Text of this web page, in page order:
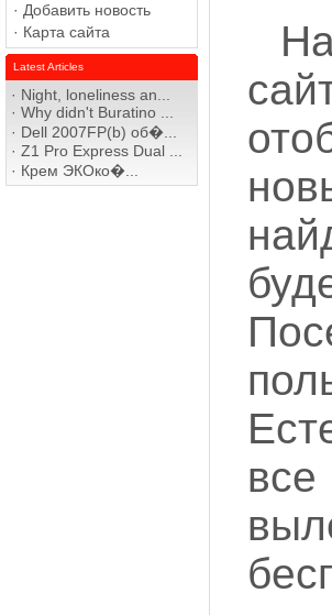
· Добавить новость
· Карта сайта
Latest Articles
· Night, loneliness an...
· Why didn't Buratino ...
· Dell 2007FP(b) об�...
· Z1 Pro Express Dual ...
· Крем ЭКОко�...